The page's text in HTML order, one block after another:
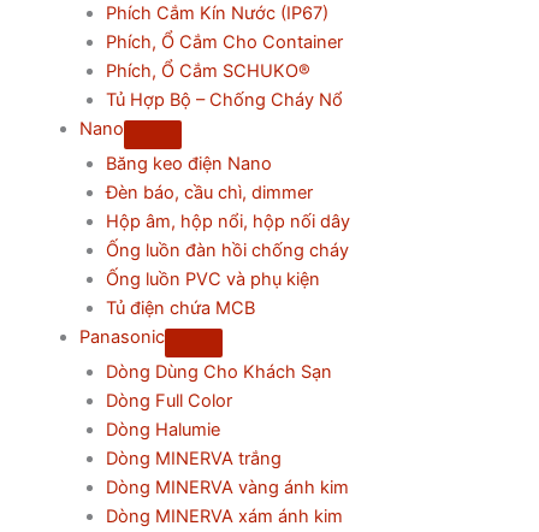
Phích Cắm Kín Nước (IP67)
Phích, Ổ Cắm Cho Container
Phích, Ổ Cắm SCHUKO®
Tủ Hợp Bộ – Chống Cháy Nổ
Nano
Băng keo điện Nano
Đèn báo, cầu chì, dimmer
Hộp âm, hộp nổi, hộp nối dây
Ống luồn đàn hồi chống cháy
Ống luồn PVC và phụ kiện
Tủ điện chứa MCB
Panasonic
Dòng Dùng Cho Khách Sạn
Dòng Full Color
Dòng Halumie
Dòng MINERVA trắng
Dòng MINERVA vàng ánh kim
Dòng MINERVA xám ánh kim